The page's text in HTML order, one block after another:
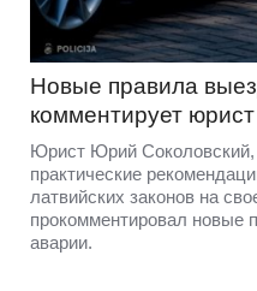
Новые правила
комментирует юрист
Юрист Юрий
практические
латвийских законов на
прокомментировал новые
аварии.